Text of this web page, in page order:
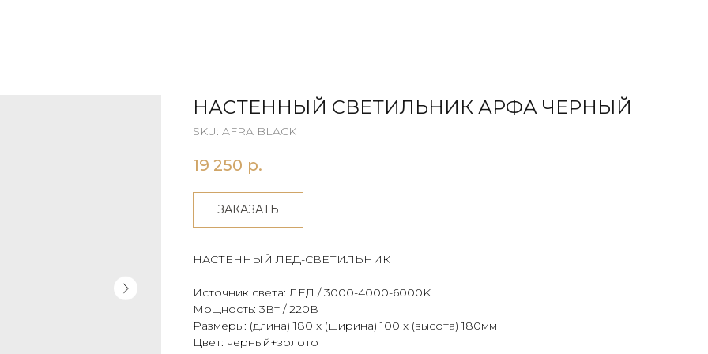
НАСТЕННЫЙ СВЕТИЛЬНИК АРФА ЧЕРНЫЙ
SKU: AFRA BLACK
19 250 р.
ЗАКАЗАТЬ
НАСТЕННЫЙ ЛЕД-СВЕТИЛЬНИК
Источник света: ЛЕД / 3000-4000-6000K
Мощность: 3Вт / 220В
Размеры: (длина) 180 х (ширина) 100 х (высота) 180мм
Цвет: черный+золото